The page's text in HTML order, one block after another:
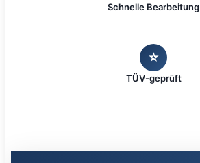
Schnelle Bearbeitung
⭐
TÜV-geprüft